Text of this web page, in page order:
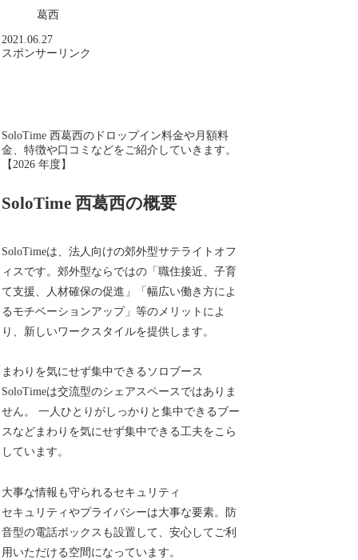
葛西
2021.06.27
スポンサーリンク
SoloTime 西葛西のドロップイン料金や月額料
金、特徴や口コミなどをご紹介していきます。
【2026 年度】
SoloTime 西葛西の概要
SoloTimeは、法人向けの郊外型サテライトオフ
ィスです。郊外型ならではの「職住接近、子育
て支援、人材確保の促進」「幅広い働き方によ
るモチベーションアップ」等のメリットによ
り、新しいワークスタイルを提供します。
まわりを気にせず集中できるソロブース
SoloTimeは交流型のシェアスペースではありま
せん。 一人ひとりがしっかりと集中できるブー
スなどまわりを気にせず集中できる工夫をこら
しています。
大事な情報も守られるセキュリティ
セキュリティやプライバシーは大事な要素。防
音型の電話ボックスも設置して、安心してご利
用いただける空間になっています。